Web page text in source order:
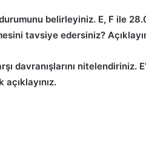
durumunu belirleyiniz. E, F ile
tavsiye edersiniz?
davranışlarını